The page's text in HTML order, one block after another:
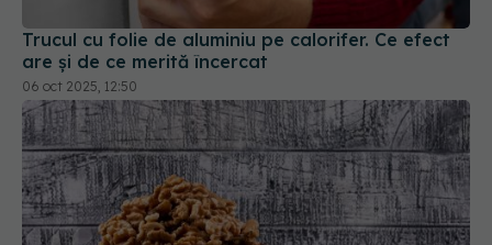
Trucul cu folie de aluminiu pe calorifer. Ce efect
are și de ce merită încercat
06 oct 2025, 12:50